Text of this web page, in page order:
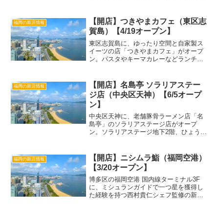
京麺珍亭本舗福岡天神店〜元祖油そば専
門店(...
福岡の新店情報
【開店】つきやまカフェ（東区志
賀島）【4/19オープン】
東区志賀島に、ゆったり空間と自家製ス
イーツの店「つきやまカフェ」がオープ
ン。パスタやキーマカレーなどランチも
(@tsukiyama_cafe)がシェアした投稿「...
福岡の新店情報
【開店】名島亭 ソラリアステー
ジ店（中央区天神）【6/5オープ
ン】
中央区天神に、老舗豚骨ラーメン店「名
島亭」のソラリアステージ店がオープ
ン。ソラリアステージ地下2階、ひょうた
(@najima_showa62)がシェアした投稿
「名...
福岡の新店情報
【開店】ニシムラ鮨（福岡空港）
【3/20オープン】
博多区の福岡空港 国内線ターミナル3F
に、ミシュランガイドで一つ星を獲得し
た経験を持つ西村貴仁シェフ監修の新業